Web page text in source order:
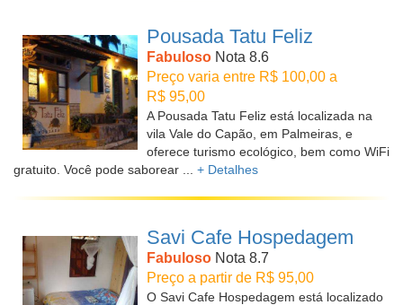
Pousada Tatu Feliz
Fabuloso Nota 8.6
Preço varia entre R$ 100,00 a
R$ 95,00
A Pousada Tatu Feliz está localizada na
vila Vale do Capão, em Palmeiras, e
oferece turismo ecológico, bem como WiFi
gratuito. Você pode saborear ... + Detalhes
Savi Cafe Hospedagem
Fabuloso Nota 8.7
Preço a partir de R$ 95,00
O Savi Cafe Hospedagem está localizado